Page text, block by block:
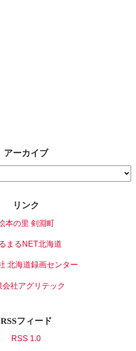
アーカイブ
リンク
本の里 剣淵町
まるNET北海道
北海道録画センター
会社アグリテック
RSSフィード
RSS 1.0